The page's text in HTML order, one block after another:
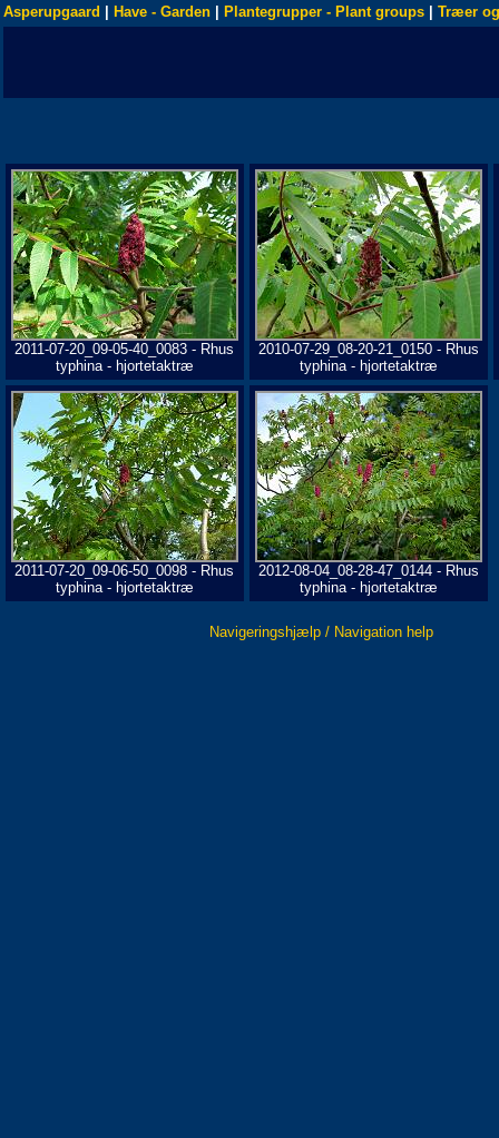
Asperupgaard Have - Garden Plantegrupper - Plant groups Træer
2011-07-20_09-05-40_0083 - Rhus
typhina - hjortetaktræ
2010-07-29_08-20-21_0150 - Rhus
typhina - hjortetaktræ
2011-07-20_09-06-50_0098 - Rhus
typhina - hjortetaktræ
2012-08-04_08-28-47_0144 - Rhus
typhina - hjortetaktræ
Navigeringshjælp / Navigation help